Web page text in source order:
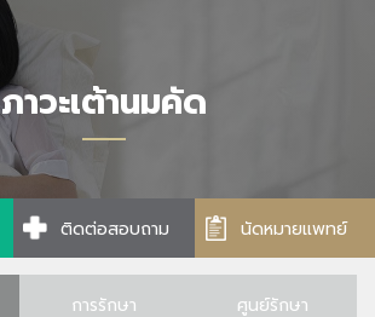
ภาวะเต้านมคัด
ติดต่อสอบถาม นัดหมายแพทย์
การรักษา ศูนย์รักษา